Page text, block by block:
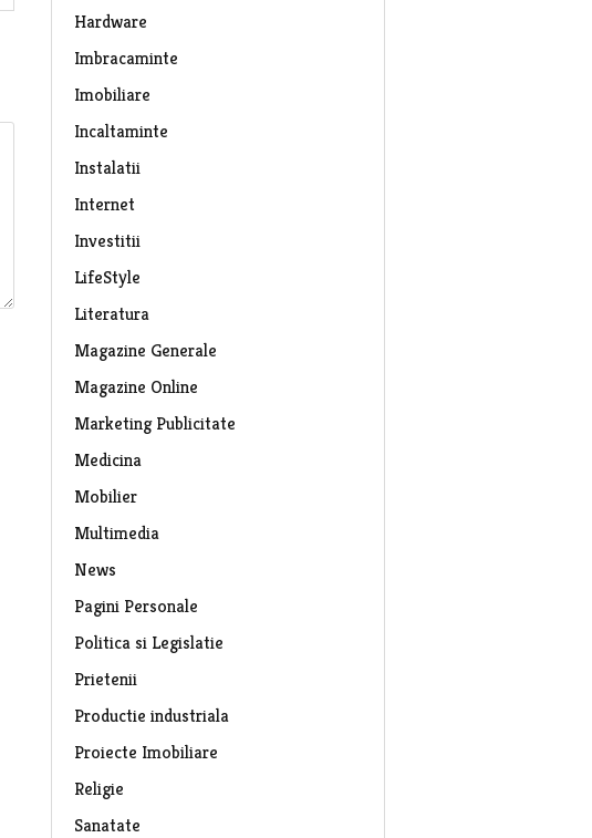
Hardware
Imbracaminte
Imobiliare
Incaltaminte
Instalatii
Internet
Investitii
LifeStyle
Literatura
Magazine Generale
Magazine Online
Marketing Publicitate
Medicina
Mobilier
Multimedia
News
Pagini Personale
Politica si Legislatie
Prietenii
Productie industriala
Proiecte Imobiliare
Religie
Sanatate